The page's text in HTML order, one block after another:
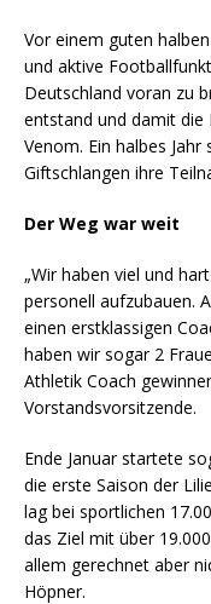
Vor einem guten
und aktive
Deutschland voran zu
entstand und damit
Venom. Ein halbes
Giftschlangen ihre
Der Weg war weit
„Wir haben viel und
personell aufzubauen.
einen erstklassigen
haben wir sogar 2
Athletik Coach
Vorstandsvorsitzende.
Ende Januar startete
die erste Saison der
lag bei sportlichen
das Ziel mit über
allem gerechnet aber
Höpner.